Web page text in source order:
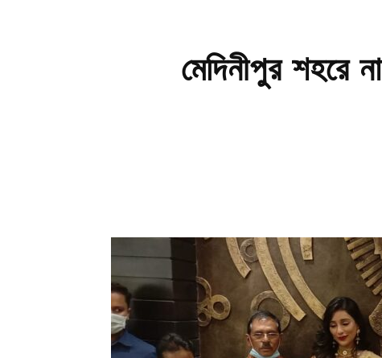
মেদিনীপুর শহরে